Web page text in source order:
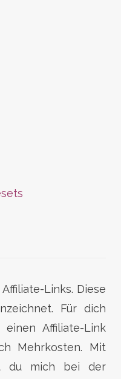
Links. Diese
Für dich
Affiliate-Link
Mehrkosten. Mit
du mich bei der